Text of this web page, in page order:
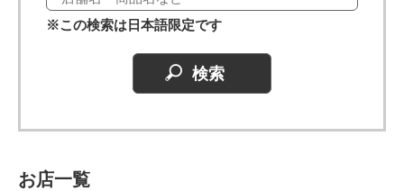
※この検索は日本語限定です
お店一覧